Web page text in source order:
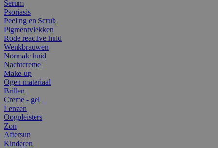
Serum
Psoriasis
Peeling en Scrub
Pigmentvlekken
Rode reactive huid
Wenkbrauwen
Normale huid
Nachtcreme
Make-up
Ogen materiaal
Brillen
Creme - gel
Lenzen
Oogpleisters
Zon
Aftersun
Kinderen